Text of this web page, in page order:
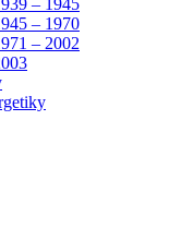
– 1970
– 2002